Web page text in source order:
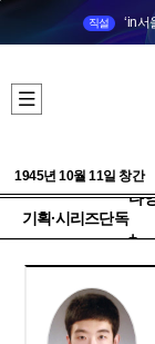
직설 ‘in
1945년 10월 11일 창간
기획·시리즈단독
다
+